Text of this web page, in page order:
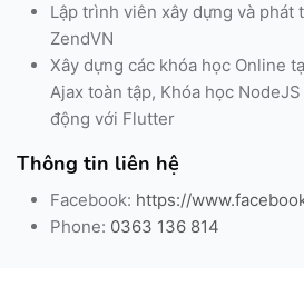
Lập trình viên xây dựng và phát
ZendVN
Xây dựng các khóa học Online
Ajax toàn tập, Khóa học
động với Flutter
Thông tin liên hệ
Facebook: https://
Phone: 0363 136 814